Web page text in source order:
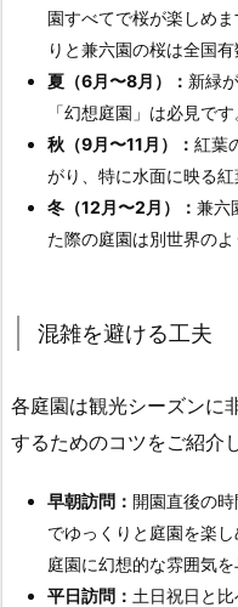
園すべてで桜が楽しめ
りと兼六園の桜は全国有
夏（6月〜8月）： 新緑
「幻想庭園」は必見で
秋（9月〜11月）： 紅葉
がり、特に水面に映る紅
冬（12月〜2月）： 兼六
た際の庭園は別世界のよ
混雑を避ける工夫
各庭園は観光シーズンに
するためのコツをご紹介
早朝訪問： 開園直後の
でゆっくりと庭園を楽
庭園に幻想的な雰囲気を
平日訪問： 土日祝日と